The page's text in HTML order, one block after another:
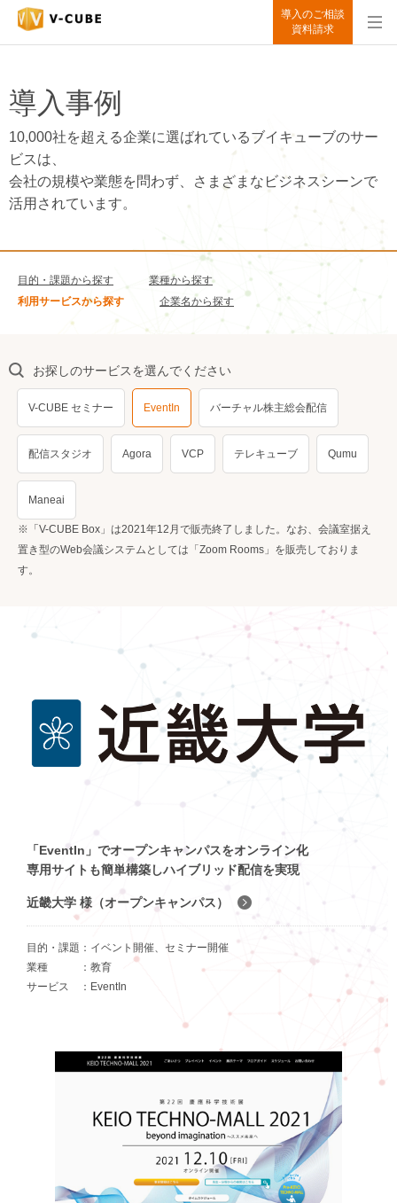
導入のご相談
資料請求
導入事例
10,000社を超える企業に選ばれているブイキューブのサー
ビスは、
会社の規模や業態を問わず、さまざまなビジネスシーンで
活用されています。
目的・課題から探す
業種から探す
利用サービスから探す
企業名から探す
お探しのサービスを選んでください
V-CUBE セミナー EventIn バーチャル株主総会配信
配信スタジオ Agora VCP テレキューブ Qumu
Maneai
※「V-CUBE Box」は2021年12月で販売終了しました。なお、会議室据え
置き型のWeb会議システムとしては「Zoom Rooms」を販売しておりま
す。
「EventIn」でオープンキャンパスをオンライン化
専用サイトも簡単構築しハイブリッド配信を実現
近畿大学 様（オープンキャンパス）
目的・課題
イベント開催、セミナー開催
業種
教育
サービス
EventIn